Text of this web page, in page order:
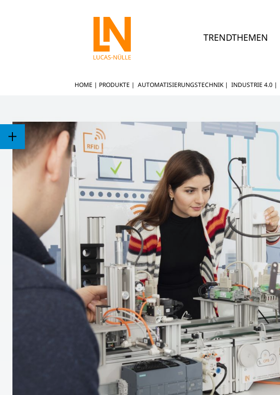
TRENDTHEMEN
HOME | PRODUKTE | AUTOMATISIERUNGSTECHNIK | INDUSTRIE 4.0 |